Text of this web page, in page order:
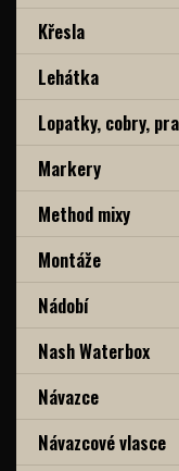
Křesla
Lehátka
Lopatky, cobry,
Markery
Method mixy
Montáže
Nádobí
Nash Waterbox
Návazce
Návazcové vlasce